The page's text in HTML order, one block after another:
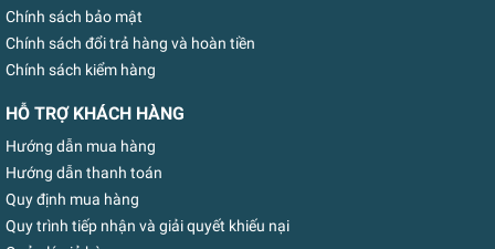
Chính sách bảo mật
Chính sách đổi trả hàng và hoàn tiền
Chính sách kiểm hàng
HỖ TRỢ KHÁCH HÀNG
Hướng dẫn mua hàng
Hướng dẫn thanh toán
Quy định mua hàng
Quy trình tiếp nhận và giải quyết khiếu nại